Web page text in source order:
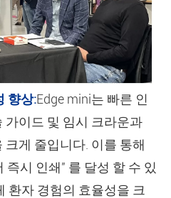
향상:Edge mini는 빠른 인
가이드 및 임시 크라운과
게 줄입니다. 이를 통해
즉시 인쇄" 를 달성 할 수 있
환자 경험의 효율성을 크